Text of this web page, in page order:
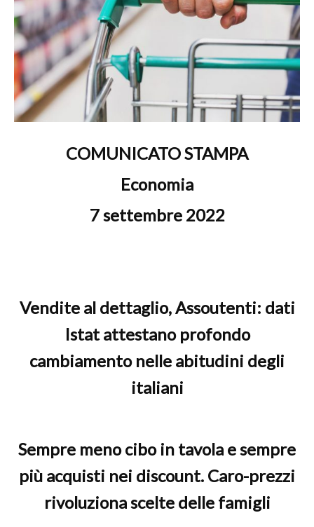
COMUNICATO STAMPA
Economia
7 settembre 2022
Vendite al dettaglio, Assoutenti: dati
Istat attestano profondo
cambiamento nelle abitudini degli
italiani
Sempre meno cibo in tavola e sempre
più acquisti nei discount. Caro-prezzi
rivoluziona scelte delle famigli